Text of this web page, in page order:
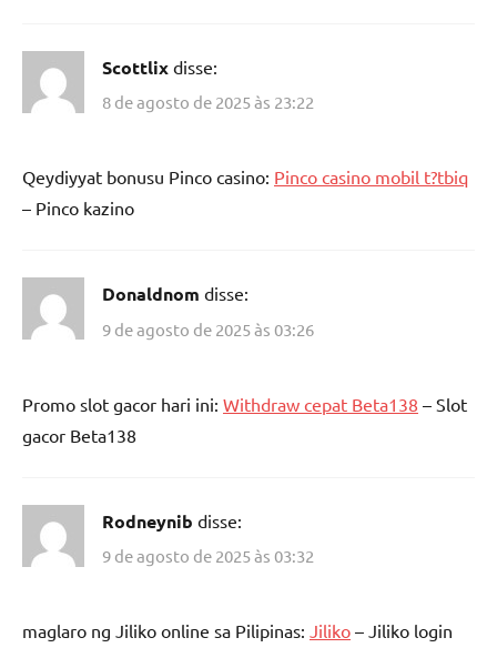
Scottlix disse:
8 de agosto de 2025 às 23:22
Qeydiyyat bonusu Pinco casino: Pinco casino mobil t?tbiq
– Pinco kazino
Donaldnom disse:
9 de agosto de 2025 às 03:26
Promo slot gacor hari ini: Withdraw cepat Beta138 – Slot
gacor Beta138
Rodneynib disse:
9 de agosto de 2025 às 03:32
maglaro ng Jiliko online sa Pilipinas: Jiliko – Jiliko login